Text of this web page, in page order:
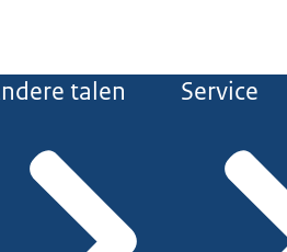
talen Service